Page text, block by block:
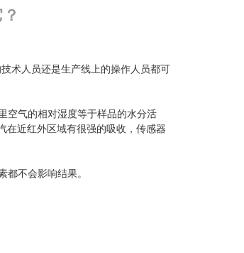
术人员还是生产线上的操作人员都可
气的相对湿度等于样品的水分活
在近红外区域有很强的吸收，传感器
不会影响结果。